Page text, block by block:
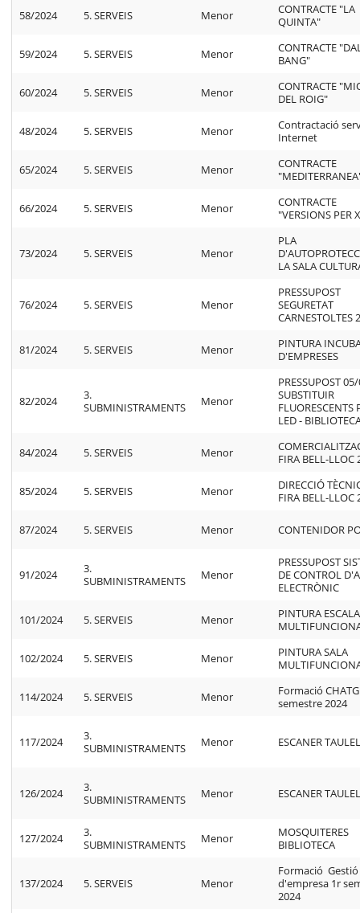
58/2024 5. SERVEIS Menor
CONTRACTE "LA
QUINTA"
59/2024 5. SERVEIS Menor
CONTRACTE
BANG"
60/2024 5. SERVEIS Menor
CONTRACTE
DEL ROIG"
48/2024 5. SERVEIS Menor
Contractació
Internet
65/2024 5. SERVEIS Menor
CONTRACTE
66/2024 5. SERVEIS Menor
CONTRACTE
"VERSIONS PER
73/2024 5. SERVEIS Menor
PLA
LA SALA
76/2024 5. SERVEIS Menor
PRESSUPOST
SEGURETAT
CARNESTOLTES
81/2024 5. SERVEIS Menor
PINTURA
D'EMPRESES
82/2024
3.
SUBMINISTRAMENTS
Menor
PRESSUPOST
SUBSTITUIR
FLUORESCENTS
LED -
84/2024 5. SERVEIS Menor
FIRA BELL-LLOC
85/2024 5. SERVEIS Menor
DIRECCIÓ
FIRA BELL-LLOC
87/2024 5. SERVEIS Menor CONTENIDOR
91/2024
3.
SUBMINISTRAMENTS
Menor
PRESSUPOST
DE CONTROL
ELECTRÒNIC
101/2024 5. SERVEIS Menor
PINTURA
102/2024 5. SERVEIS Menor
PINTURA SALA
114/2024 5. SERVEIS Menor
Formació
semestre 2024
117/2024
3.
SUBMINISTRAMENTS
Menor ESCANER
126/2024
3.
SUBMINISTRAMENTS
Menor ESCANER
127/2024
3.
SUBMINISTRAMENTS
Menor
MOSQUITERES
BIBLIOTECA
137/2024 5. SERVEIS Menor
Formació Gestió
d'empresa 1r
2024